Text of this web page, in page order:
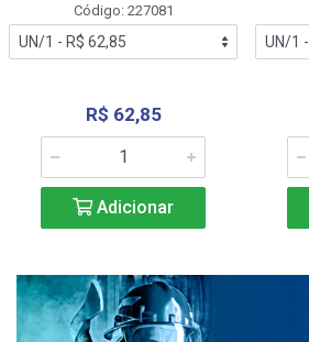
Código: 227081
R$ 62,85
Adicionar